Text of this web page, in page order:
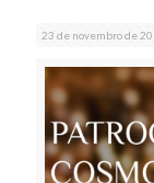
23 de novembro de